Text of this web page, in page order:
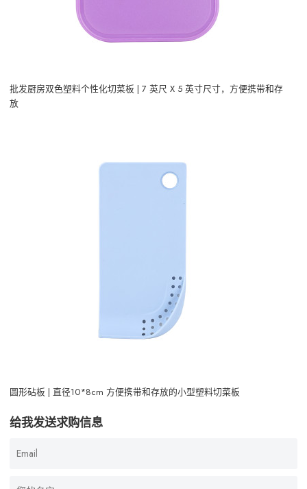
批发厨房双色塑料个性化切菜板 | 7 英尺 X 5 英寸尺寸，方便携带和存
放
圆形砧板 | 直径10*8cm 方便携带和存放的小型塑料切菜板
给我发送求购信息